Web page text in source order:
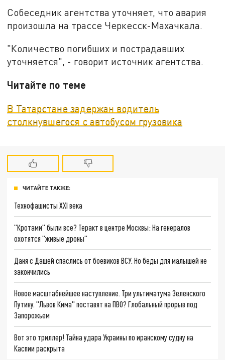
Собеседник агентства уточняет, что авария
произошла на трассе Черкесск-Махачкала.
"Количество погибших и пострадавших
уточняется", - говорит источник агентства.
Читайте по теме
В Татарстане задержан водитель
столкнувшегося с автобусом грузовика
ЧИТАЙТЕ ТАКЖЕ:
Технофашисты XXI века
"Кротами" были все? Теракт в центре Москвы: На генералов
охотятся "живые дроны"
Даня с Дашей спаслись от боевиков ВСУ. Но беды для малышей не
закончились
Новое масштабнейшее наступление. Три ультиматума Зеленского
Путину. "Львов Кима" поставят на ПВО? Глобальный прорыв под
Запорожьем
Вот это триллер! Тайна удара Украины по иранскому судну на
Каспии раскрыта